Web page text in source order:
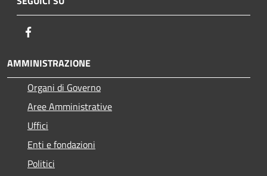
AMMINISTRAZIONE
Organi di Governo
Aree Amministrative
Uffici
Enti e fondazioni
Politici